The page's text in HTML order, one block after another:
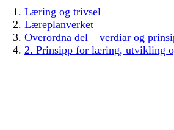
Læring og trivsel
Læreplanverket
Overordna del – verdiar og
2. Prinsipp for læring, utvikling